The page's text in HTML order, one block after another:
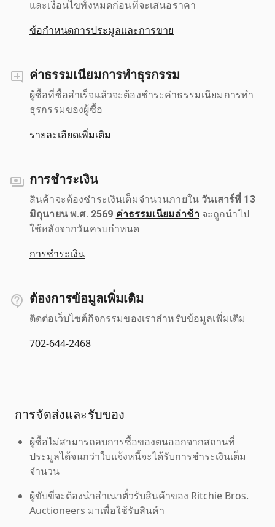
และเงื่อนไขทั้งหมดก่อนที่จะเสนอราคา
ข้อกำหนดการประมูลและการขาย
ค่าธรรมเนียมการทำธุรกรรม
ผู้ซื้อที่ซื้อสำเร็จแล้วจะต้องชำระค่าธรรมเนียมการทำ
ธุรกรรมของผู้ซื้อ
รายละเอียดเพิ่มเติม
การชำระเงิน
สินค้าจะต้องชำระเงินเต็มจำนวนภายใน วันเสาร์ที่ 13
มิถุนายน พ.ศ. 2569 ค่าธรรมเนียมล่าช้าจะถูกนำไป
ใช้หลังจากวันครบกำหนด
การชำระเงิน
ต้องการข้อมูลเพิ่มเติม
ติดต่อเว็บไซต์กิจกรรมของเราสำหรับข้อมูลเพิ่มเติม
702-644-2468
การจัดส่งและรับของ
ผู้ซื้อไม่สามารถลบการซื้อของตนออกจากสถานที่
ประมูลได้จนกว่าใบแจ้งหนี้จะได้รับการชำระเงินเต็ม
จำนวน
ผู้ขับขี่จะต้องนำสำเนาตั๋วรับสินค้าของ Ritchie Bros.
Auctioneers มาเพื่อใช้รับสินค้า